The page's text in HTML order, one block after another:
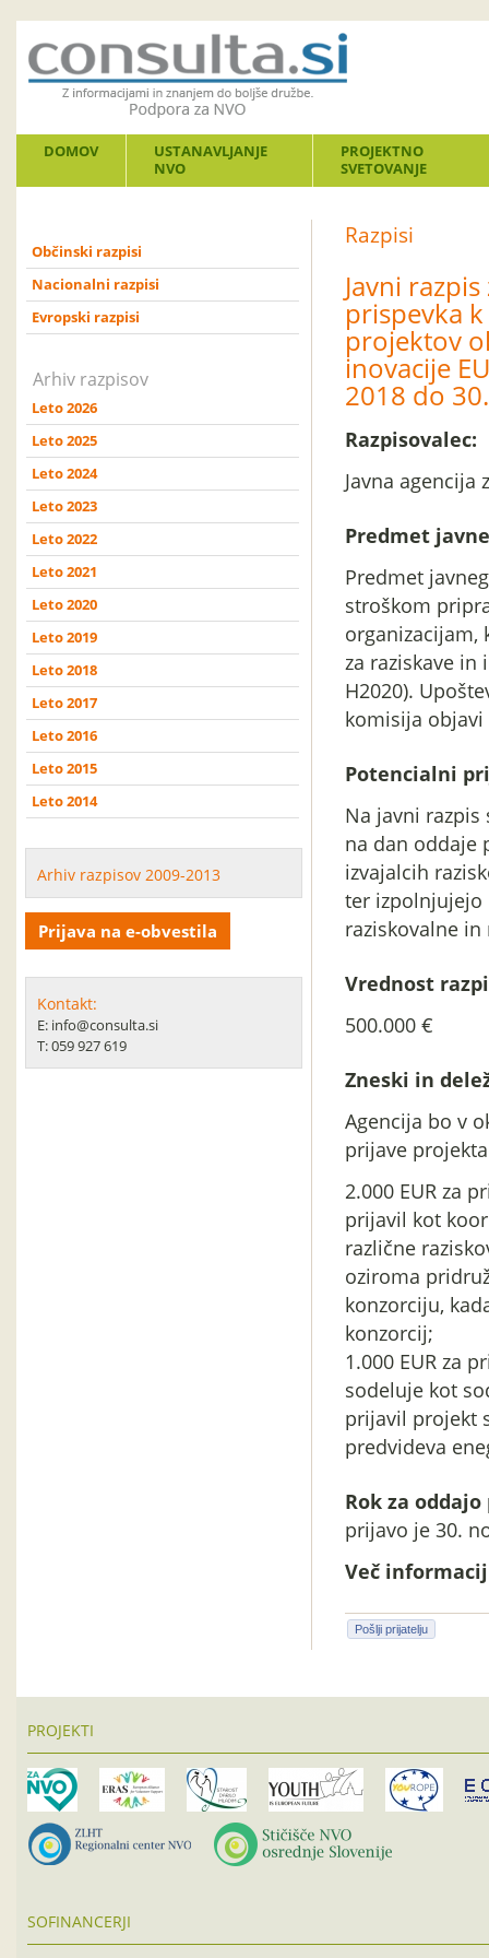
DOMOV
USTANAVLJANJE
NVO
PROJEKTNO
SVETOVANJE
Občinski razpisi
Nacionalni razpisi
Evropski razpisi
Arhiv razpisov
Leto 2026
Leto 2025
Leto 2024
Leto 2023
Leto 2022
Leto 2021
Leto 2020
Leto 2019
Leto 2018
Leto 2017
Leto 2016
Leto 2015
Leto 2014
Arhiv razpisov 2009-2013
Prijava na e-obvestila
Kontakt:
E: info@consulta.si
T: 059 927 619
Razpisi
Javni
prispevka
projektov
inovacije
2018 do
Razpisovalec:
Javna agencija
Predmet
Predmet
stroškom
organizacijam,
za raziskave in
H2020).
komisija
Potencialni
Na javni razpis
na dan oddaje
izvajalcih
ter izpolnjujejo
raziskovalne
Vrednost
500.000 €
Zneski in
Agencija bo v
prijave
2.000 EUR za
prijavil kot
različne
oziroma
konzorciju,
konzorcij;
1.000 EUR za
sodeluje kot
prijavil projekt
predvideva
Rok za
prijavo je 30.
Več
Pošlji prijatelju
PROJEKTI
SOFINANCERJI